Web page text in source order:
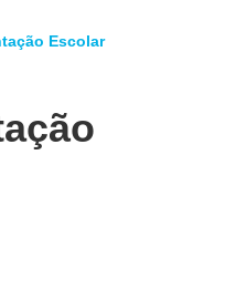
Escolar